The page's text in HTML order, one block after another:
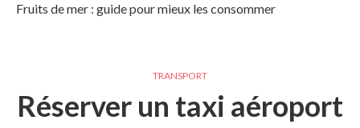
Fruits de mer : guide pour mieux les consommer
TRANSPORT
Réserver un taxi aéroport